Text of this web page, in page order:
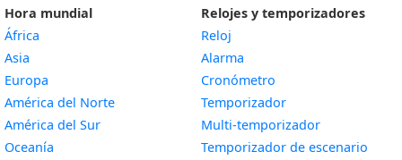
Hora mundial
África
Asia
Europa
América del Norte
América del Sur
Oceanía
Relojes y temporizadores
Reloj
Alarma
Cronómetro
Temporizador
Multi-temporizador
Temporizador de escenario